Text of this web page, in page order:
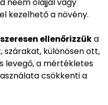
neem olajjal vagy
kezelhető a növény.
ellenőrizzüka
szárakat, különösen ott,
levegő, a mértékletes
csökkenti a